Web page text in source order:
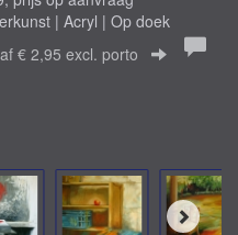
| Acryl | Op doek
€ 2,95 excl. porto